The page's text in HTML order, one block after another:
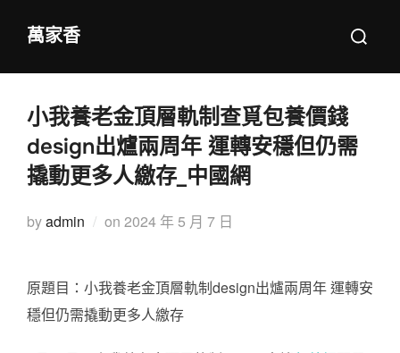
萬家香
Search
小我養老金頂層軌制查覓包養價錢
design出爐兩周年 運轉安穩但仍需
撬動更多人繳存_中國網
byadmin on Posted
2024 年 5 月 7 日
原題目：小我養老金頂層軌制design出爐兩周年 運轉安
穩但仍需撬動更多人繳存